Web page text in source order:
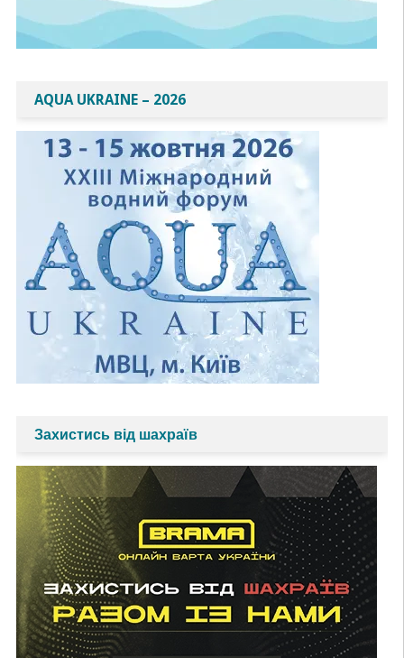
AQUA UKRAINE – 2026
Захистись від шахраїв